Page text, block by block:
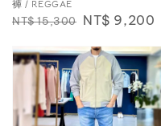
褲 / REGGAE
Regular
NT$ 15,300 Sale
NT$ 9,200